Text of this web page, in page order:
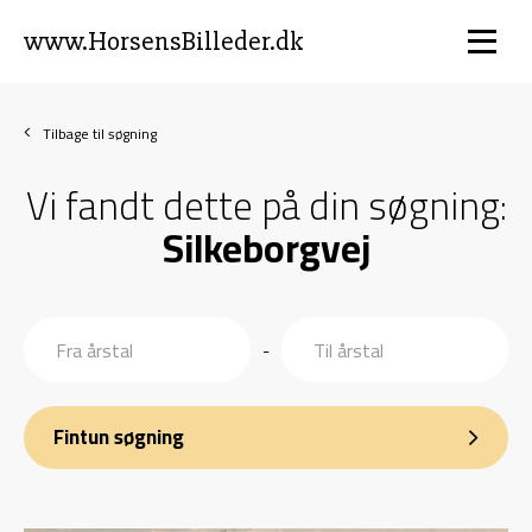
www.HorsensBilleder.dk
Tilbage til søgning
Vi fandt dette på din søgning:
Silkeborgvej
-
Fintun søgning